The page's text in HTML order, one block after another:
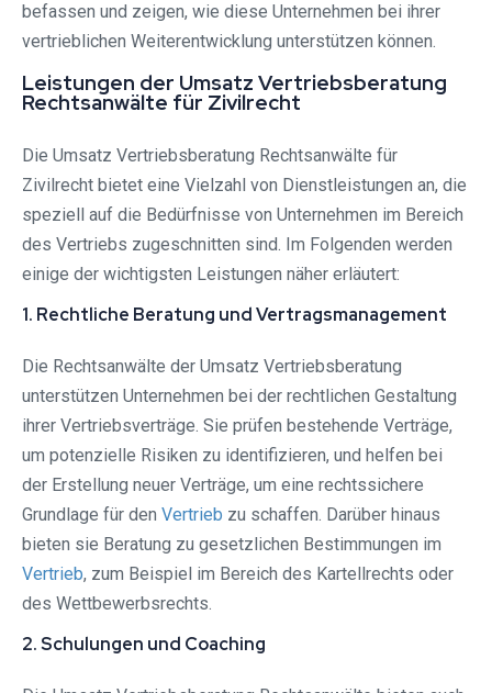
befassen und zeigen, wie diese Unternehmen bei ihrer
vertrieblichen Weiterentwicklung unterstützen können.
Leistungen der Umsatz Vertriebsberatung
Rechtsanwälte für Zivilrecht
Die Umsatz Vertriebsberatung Rechtsanwälte für
Zivilrecht bietet eine Vielzahl von Dienstleistungen an, die
speziell auf die Bedürfnisse von Unternehmen im Bereich
des Vertriebs zugeschnitten sind. Im Folgenden werden
einige der wichtigsten Leistungen näher erläutert:
1. Rechtliche Beratung und Vertragsmanagement
Die Rechtsanwälte der Umsatz Vertriebsberatung
unterstützen Unternehmen bei der rechtlichen Gestaltung
ihrer Vertriebsverträge. Sie prüfen bestehende Verträge,
um potenzielle Risiken zu identifizieren, und helfen bei
der Erstellung neuer Verträge, um eine rechtssichere
Grundlage für den Vertrieb zu schaffen. Darüber hinaus
bieten sie Beratung zu gesetzlichen Bestimmungen im
Vertrieb, zum Beispiel im Bereich des Kartellrechts oder
des Wettbewerbsrechts.
2. Schulungen und Coaching